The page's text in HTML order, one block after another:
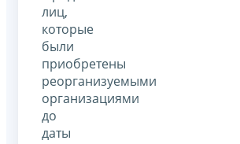
лиц,
которые
были
приобретены
реорганизуемыми
организациями
до
даты